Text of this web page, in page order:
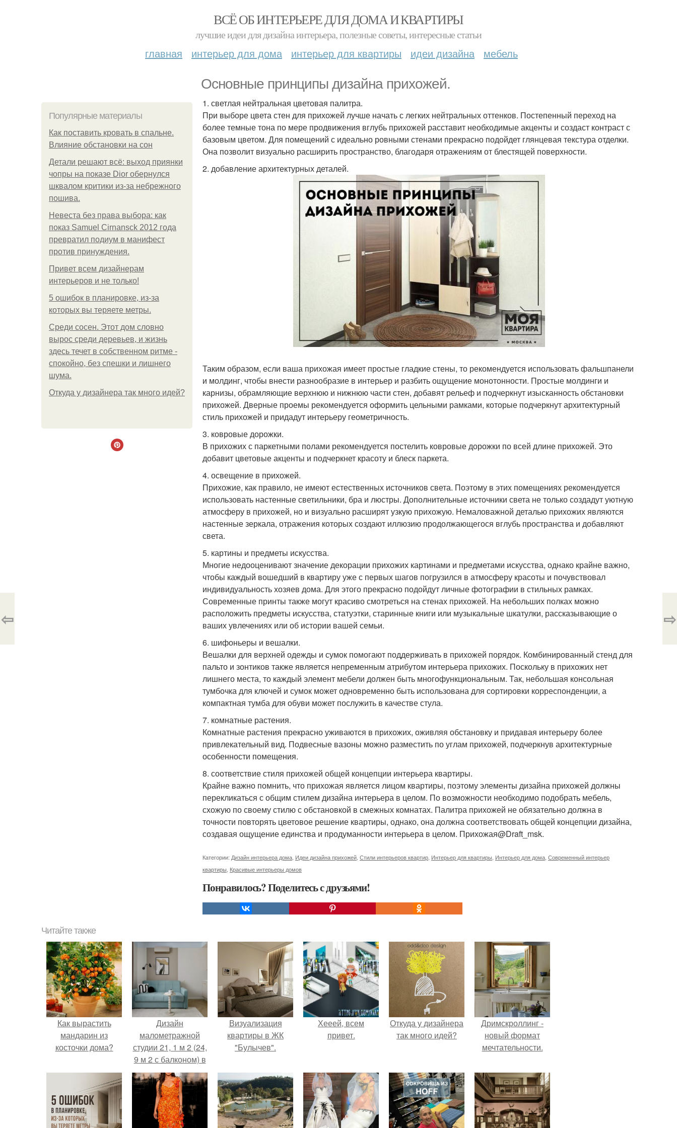
ВСЁ ОБ ИНТЕРЬЕРЕ ДЛЯ ДОМА И КВАРТИРЫ
лучшие идеи для дизайна интерьера, полезные советы, интересные статьи
главная интерьер для дома интерьер для квартиры идеи дизайна мебель
Основные принципы дизайна прихожей.
Популярные материалы
Как поставить кровать в спальне.
Влияние обстановки на сон
Детали решают всё: выход приянки
чопры на показе Dior обернулся
шквалом критики из-за небрежного
пошива.
Невеста без права выбора: как
показ Samuel Cirnansck 2012 года
превратил подиум в манифест
против принуждения.
Привет всем дизайнерам
интерьеров и не только!
5 ошибок в планировке, из-за
которых вы теряете метры.
Среди сосен. Этот дом словно
вырос среди деревьев, и жизнь
здесь течет в собственном ритме -
спокойно, без спешки и лишнего
шума.
Откуда у дизайнера так много идей?
1. светлая нейтральная цветовая палитра.
При выборе цвета стен для прихожей лучше начать с легких нейтральных оттенков. Постепенный переход на
более темные тона по мере продвижения вглубь прихожей расставит необходимые акценты и создаст контраст с
базовым цветом. Для помещений с идеально ровными стенами прекрасно подойдет глянцевая текстура отделки.
Она позволит визуально расширить пространство, благодаря отражениям от блестящей поверхности.
2. добавление архитектурных деталей.
Таким образом, если ваша прихожая имеет простые гладкие стены, то рекомендуется использовать фальшпанели
и молдинг, чтобы внести разнообразие в интерьер и разбить ощущение монотонности. Простые молдинги и
карнизы, обрамляющие верхнюю и нижнюю части стен, добавят рельеф и подчеркнут изысканность обстановки
прихожей. Дверные проемы рекомендуется оформить цельными рамками, которые подчеркнут архитектурный
стиль прихожей и придадут интерьеру геометричность.
3. ковровые дорожки.
В прихожих с паркетными полами рекомендуется постелить ковровые дорожки по всей длине прихожей. Это
добавит цветовые акценты и подчеркнет красоту и блеск паркета.
4. освещение в прихожей.
Прихожие, как правило, не имеют естественных источников света. Поэтому в этих помещениях рекомендуется
использовать настенные светильники, бра и люстры. Дополнительные источники света не только создадут уютную
атмосферу в прихожей, но и визуально расширят узкую прихожую. Немаловажной деталью прихожих являются
настенные зеркала, отражения которых создают иллюзию продолжающегося вглубь пространства и добавляют
света.
5. картины и предметы искусства.
Многие недооценивают значение декорации прихожих картинами и предметами искусства, однако крайне важно,
чтобы каждый вошедший в квартиру уже с первых шагов погрузился в атмосферу красоты и почувствовал
индивидуальность хозяев дома. Для этого прекрасно подойдут личные фотографии в стильных рамках.
Современные принты также могут красиво смотреться на стенах прихожей. На небольших полках можно
расположить предметы искусства, статуэтки, старинные книги или музыкальные шкатулки, рассказывающие о
ваших увлечениях или об истории вашей семьи.
6. шифоньеры и вешалки.
Вешалки для верхней одежды и сумок помогают поддерживать в прихожей порядок. Комбинированный стенд для
пальто и зонтиков также является непременным атрибутом интерьера прихожих. Поскольку в прихожих нет
лишнего места, то каждый элемент мебели должен быть многофункциональным. Так, небольшая консольная
тумбочка для ключей и сумок может одновременно быть использована для сортировки корреспонденции, а
компактная тумба для обуви может послужить в качестве стула.
7. комнатные растения.
Комнатные растения прекрасно уживаются в прихожих, оживляя обстановку и придавая интерьеру более
привлекательный вид. Подвесные вазоны можно разместить по углам прихожей, подчеркнув архитектурные
особенности помещения.
8. соответствие стиля прихожей общей концепции интерьера квартиры.
Крайне важно помнить, что прихожая является лицом квартиры, поэтому элементы дизайна прихожей должны
перекликаться с общим стилем дизайна интерьера в целом. По возможности необходимо подобрать мебель,
схожую по своему стилю с обстановкой в смежных комнатах. Палитра прихожей не обязательно должна в
точности повторять цветовое решение квартиры, однако, она должна соответствовать общей концепции дизайна,
создавая ощущение единства и продуманности интерьера в целом. Прихожая@Draft_msk.
Категории: Дизайн интерьера дома Идеи дизайна прихожей Стили интерьеров квартир Интерьер для квартиры Интерьер для дома Современный интерьер
квартиры Красивые интерьеры домов
Понравилось? Поделитесь с друзьями!
⇦ ⇨
Читайте также
Как вырастить
мандарин из
косточки дома?
Дизайн
малометражной
студии 21, 1 м 2 (24,
9 м 2 с балконом) в
Краснодаре.
Визуализация
квартиры в ЖК
"Булычев".
Хееей, всем
привет.
Откуда у дизайнера
так много идей?
Дримскроллинг -
новый формат
мечтательности.